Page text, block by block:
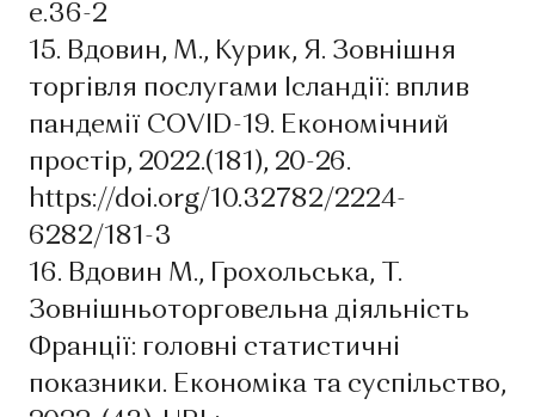
e.36-2
15. Вдовин, М., Курик, Я. Зовнішня
торгівля послугами Ісландії: вплив
пандемії COVID-19. Економічний
простір, 2022.(181), 20-26.
https://doi.org/10.32782/2224-
6282/181-3
16. Вдовин М., Грохольська, Т.
Зовнішньоторговельна діяльність
Франції: головні статистичні
показники. Економіка та суспільство,